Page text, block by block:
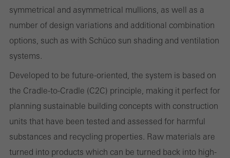
symmetrical and asymmetrical mullions, as well as a
number of design variations and additional combination
options, such as with Schüco sun shading and ventilation
systems.
Developed to be future-oriented, the system is based on
the Cradle-to-Cradle (C2C) principle, making it perfect for
planning sustainable building concepts with construction
units that have been tested and assessed for harmful
substances and recycling properties. Raw materials are
turned into products which can be turned back into high-
Cookies estatísticos / de análise
Estes cookies são utilizados com fins estatísticos, a fim de
analisar a utilização do site e otimizar a nossa oferta através da